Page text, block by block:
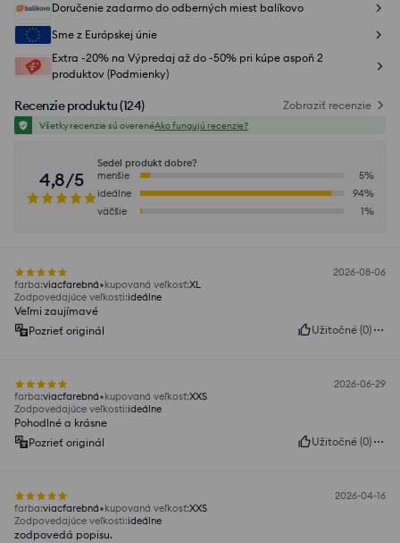
Doručenie zadarmo do odberných miest balíkovo
Sme z Európskej únie
Extra -20% na Výpredaj až do -50% pri kúpe aspoň 2
produktov (Podmienky)
Recenzie produktu(124) Zobraziť recenzie
Všetky recenzie sú overenéAko fungujú recenzie?
4,8/5
Sedel produkt dobre?
menšie
5%
ideálne
94%
väčšie
1%
2026-08-06
farba:viacfarebná kupovaná veľkosť:XL
Zodpovedajúce veľkosti:ideálne
Veľmi zaujímavé
Pozrieť originál
Užitočné (0)
2026-06-29
farba:viacfarebná kupovaná veľkosť:XXS
Zodpovedajúce veľkosti:ideálne
Pohodlné a krásne
Pozrieť originál
Užitočné (0)
2026-04-16
farba:viacfarebná kupovaná veľkosť:XXS
Zodpovedajúce veľkosti:ideálne
zodpovedá popisu.